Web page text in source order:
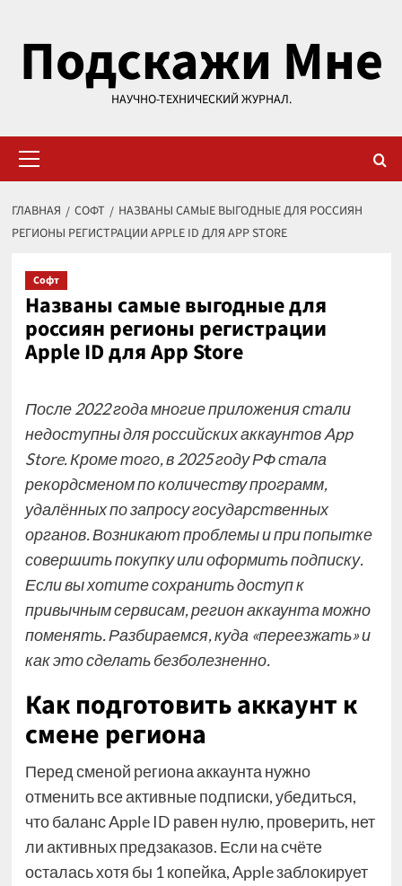
содержимому
Подскажи Мне
НАУЧНО-ТЕХНИЧЕСКИЙ ЖУРНАЛ.
меню
ГЛАВНАЯ СОФТ
НАЗВАНЫ САМЫЕ ВЫГОДНЫЕ ДЛЯ РОССИЯН
РЕГИОНЫ РЕГИСТРАЦИИ APPLE ID ДЛЯ APP STORE
Софт
Названы самые выгодные для
россиян регионы регистрации
Apple ID для App Store
После 2022 года многие приложения стали
недоступны для российских аккаунтов App
Store. Кроме того, в 2025 году РФстала
рекордсменомпо количеству программ,
удалённых по запросу государственных
органов. Возникают проблемы и при попытке
совершить покупку или оформить подписку.
Если вы хотите сохранить доступ к
привычным сервисам, регион аккаунта можно
поменять. Разбираемся, куда «переезжать» и
как это сделать безболезненно.
Как подготовить аккаунт к
смене региона
Перед сменой региона аккаунта нужно
отменить все активные подписки, убедиться,
что баланс Apple ID равен нулю, проверить, нет
ли активных предзаказов. Если на счёте
осталась хотя бы 1 копейка, Apple заблокирует